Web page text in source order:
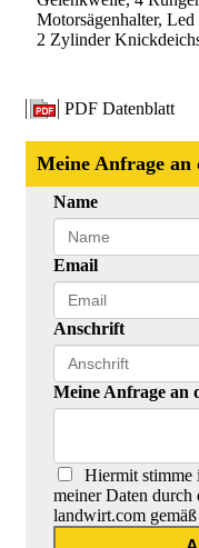
Motorsägenhalter,
2 Zylinder
PDF Datenblatt
Meine Anfrage an
Name
Email
Anschrift
Meine Anfrage an
Hiermit stimme
meiner Daten durch
landwirt.com